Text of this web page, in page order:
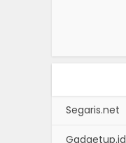
Segaris.net
Gadgetup.id